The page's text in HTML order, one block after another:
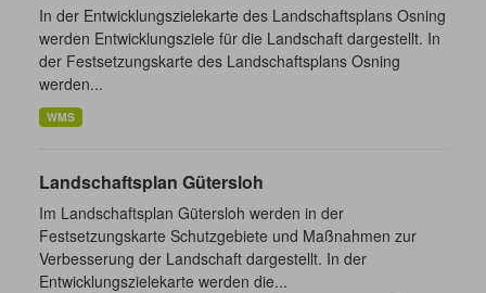
In der Entwicklungszielekarte des Landschaftsplans Osning
werden Entwicklungsziele für die Landschaft dargestellt. In
der Festsetzungskarte des Landschaftsplans Osning
werden...
WMS
Landschaftsplan Gütersloh
Im Landschaftsplan Gütersloh werden in der
Festsetzungskarte Schutzgebiete und Maßnahmen zur
Verbesserung der Landschaft dargestellt. In der
Entwicklungszielekarte werden die...